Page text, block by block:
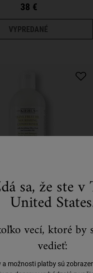
SHAMPOO
38 €
VYPREDANÉ GROOMING
Olive Fruit Oil
Conditioner
na suché a poškodené vlasy
sa, že ste v
United
vecí, ktoré by
vedieť:
a možnosti platby sú